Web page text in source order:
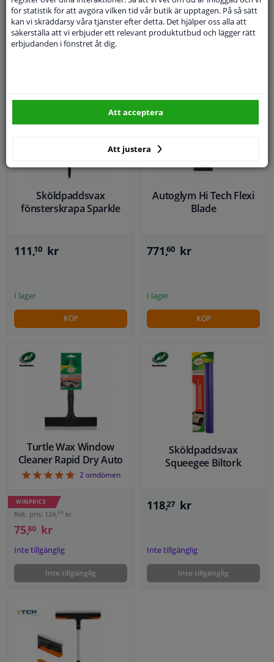
Rek. pris: 226, kr
158,77kr
I lager
Sköldpaddsvax
fönsterskrapa Sparkle
111,10 kr
I lager
KÖP
Autoglym Hi Tech Flexi
Blade
771,60 kr
I lager
KÖP
Turtle Wax Window
Cleaner Rapid Dry Auto
52omdömen
WINPRICE
Rek. pris: 124,69 kr
75,80 kr
Inte tillgänglig
Inte tillgänglig
Sköldpaddsvax
Squeegee Biltork
118,27 kr
Inte tillgänglig
Inte tillgänglig
för statistik för att avgöra vilken tid vår butik är upptagen. På så sätt
kan vi skräddarsy våra tjänster efter detta. Det hjälper oss alla att
säkerställa att vi erbjuder ett relevant produktutbud och lägger rätt
erbjudanden i fönstret åt dig.
Att justera
Att acceptera